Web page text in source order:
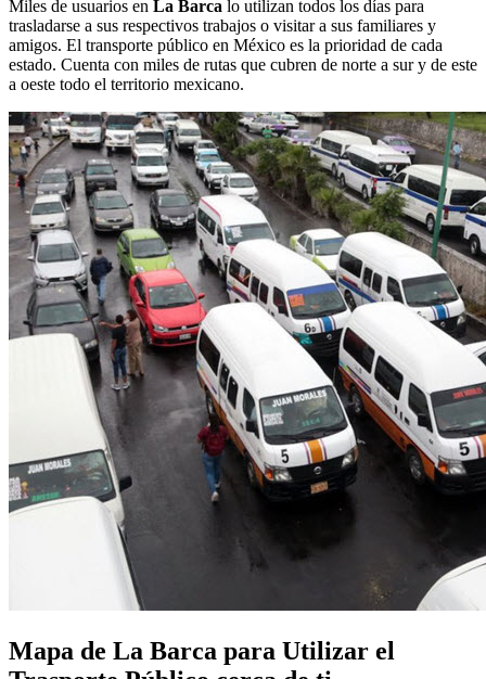
Miles de usuarios en La Barca lo utilizan todos los días para
trasladarse a sus respectivos trabajos o visitar a sus familiares y
amigos. El transporte público en México es la prioridad de cada
estado. Cuenta con miles de rutas que cubren de norte a sur y de este
a oeste todo el territorio mexicano.
Mapa de La Barca para Utilizar el